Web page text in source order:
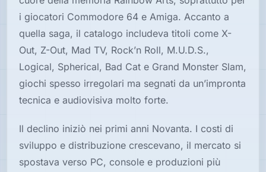
i giocatori Commodore 64 e Amiga. Accanto a
quella saga, il catalogo includeva titoli come X-
Out, Z-Out, Mad TV, Rock’n Roll, M.U.D.S.,
Logical, Spherical, Bad Cat e Grand Monster Slam,
giochi spesso irregolari ma segnati da un’impronta
tecnica e audiovisiva molto forte.
Il declino iniziò nei primi anni Novanta. I costi di
sviluppo e distribuzione crescevano, il mercato si
spostava verso PC, console e produzioni più